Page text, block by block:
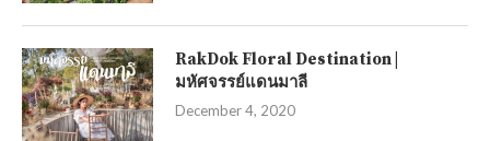
RakDok Floral Destination |
มหัศจรรย์แดนมาลี
December 4, 2020